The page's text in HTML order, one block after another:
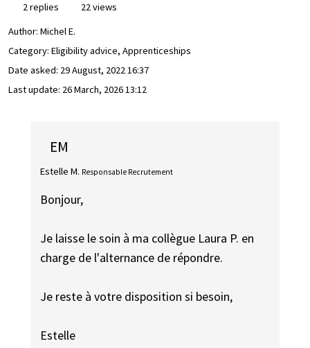
2 replies
22 views
Author: Michel E.
Category: Eligibility advice, Apprenticeships
Date asked: 29 August, 2022 16:37
Last update: 26 March, 2026 13:12
EM
Estelle M. Responsable Recrutement
Bonjour,
Je laisse le soin à ma collègue Laura P. en
charge de l'alternance de répondre.
Je reste à votre disposition si besoin,
Estelle